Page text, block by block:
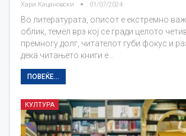
Хари Кацановски 01/07/2024
Во литературата, описот е екстремно
облик, темел врз кој се гради целото
премногу долг, читателот губи фокус и
дека читањето книги е…
ПОВЕЌЕ...
КУЛТУРА